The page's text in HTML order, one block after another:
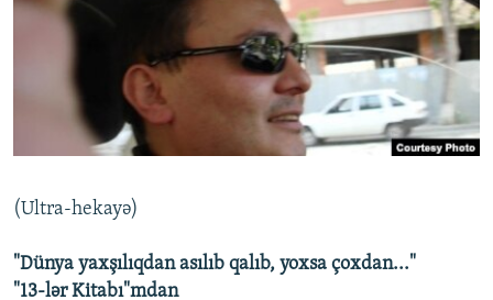
FOTOQALEREYA
OXU ZALI
AZƏRBAYCAN ƏDƏBIYYATI KITABXANASI
İSLAM VƏ DEMOKRATIYA
İZ - MƏDƏNIYYƏT PROQRAMI
HAQQIMIZDA
PEŞƏ ETIKASI VƏ JURNALISTIKA STANDARTLARIMIZ
MATERIALLARIMIZDAN ISTIFADƏ
BIZIMLƏ ƏLAQƏ
XƏBƏR BÜLLETENLƏRIMIZ
BIZI IZLƏ
(Ultra-hekayə)
"Dünya yaxşılıqdan asılıb qalıb, yoxsa çoxdan..."
"13-lər Kitabı"mdan